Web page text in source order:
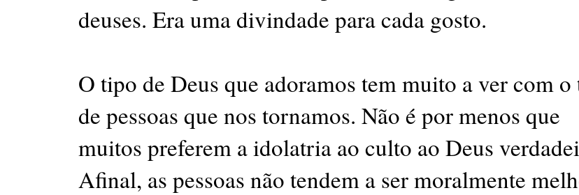
deuses. Era uma divindade para cada gosto.
O tipo de Deus que adoramos tem muito a ver com
de pessoas que nos tornamos. Não é por menos que
muitos preferem a idolatria ao culto ao Deus
Afinal, as pessoas não tendem a ser moralmente